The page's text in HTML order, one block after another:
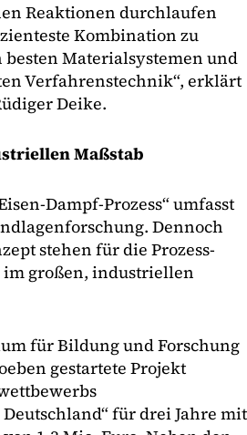
Reaktionen durchlaufen
Kombination zu
besten Materialsystemen und
Verfahrenstechnik“, erklärt
Deike.
Maßstab
Dampf-Prozess“ umfasst
Dennoch
stehen für die Prozess-
großen, industriellen
für Bildung und Forschung
gestartete Projekt
für drei Jahre mit